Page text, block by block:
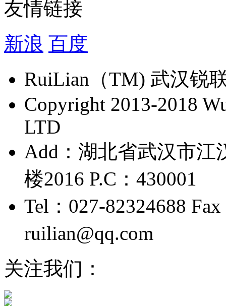
友情链接
新浪 百度
​RuiLian（TM) 武汉锐
Copyright 2013-2018
LTD
Add：湖北省武汉市江
楼2016 P.C：430001
Tel：027-82324688
ruilian@qq.com
关注我们：